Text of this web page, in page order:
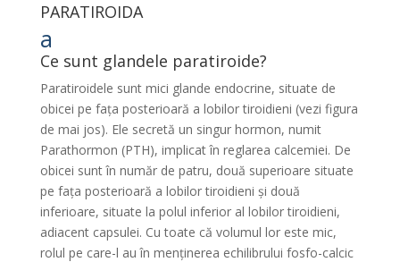
PARATIROIDA
a
Ce sunt glandele paratiroide?
Paratiroidele sunt mici glande endocrine, situate de
obicei pe faţa posterioară a lobilor tiroidieni (vezi figura
de mai jos). Ele secretă un singur hormon, numit
Parathormon (PTH), implicat în reglarea calcemiei. De
obicei sunt în număr de patru, două superioare situate
pe fața posterioară a lobilor tiroidieni și două
inferioare, situate la polul inferior al lobilor tiroidieni,
adiacent capsulei. Cu toate că volumul lor este mic,
rolul pe care-l au în menţinerea echilibrului fosfo-calcic